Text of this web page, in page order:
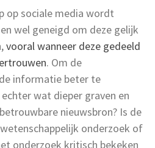
op sociale media wordt
wel geneigd om deze gelijk
vooral wanneer deze gedeeld
. Om de
informatie beter te
wat dieper graven en
nieuwsbron? Is de
onderzoek of
onderzoek kritisch bekeken